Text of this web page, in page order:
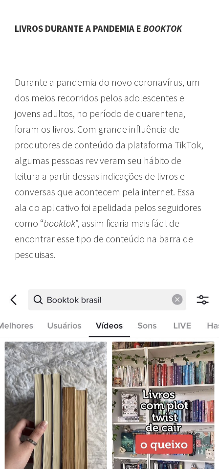
LIVROS DURANTE A PANDEMIA E BOOKTOK
Durante a pandemia do novo coronavírus, um
dos meios recorridos pelos adolescentes e
jovens adultos, no período de quarentena,
foram os livros. Com grande influência de
produtores de conteúdo da plataforma TikTok,
algumas pessoas reviveram seu hábito de
leitura a partir dessas indicações de livros e
conversas que acontecem pela internet. Essa
ala do aplicativo foi apelidada pelos seguidores
como “booktok”, assim ficaria mais fácil de
encontrar esse tipo de conteúdo na barra de
pesquisas.